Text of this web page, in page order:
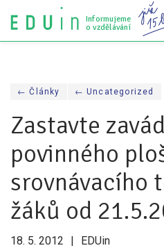
Informujeme
o vzdělávání
Všechny články
Všechny články
Analýzy
Audit vzdělávacího systému
Všechny analýzy
← Články ← Uncategorized
Zastavte
povinného
srovnávacího
žáků od
18. 5. 2012 EDUin